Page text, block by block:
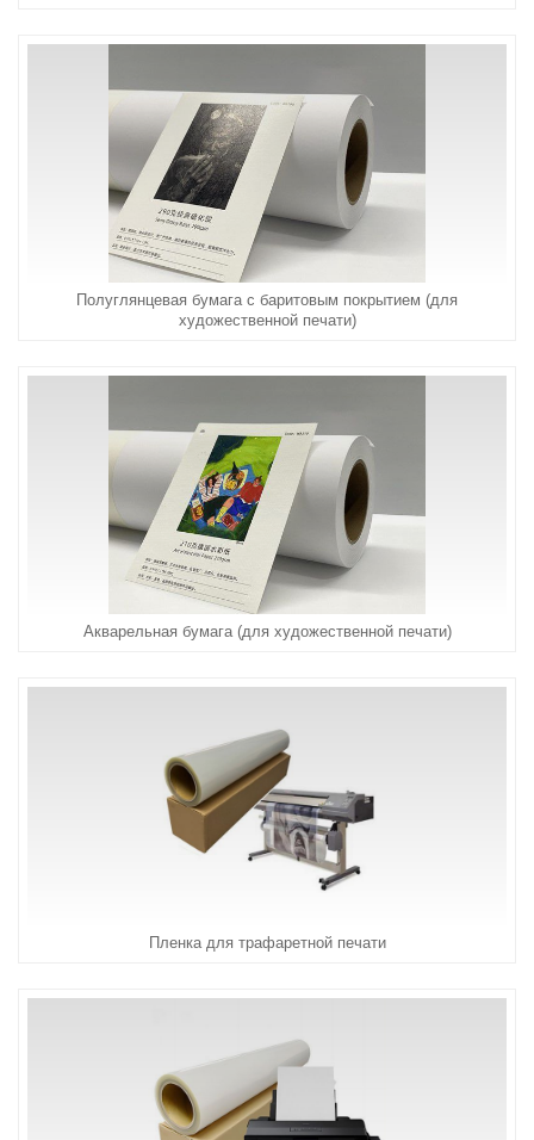
Полуглянцевая бумага с баритовым покрытием (для
художественной печати)
Акварельная бумага (для художественной печати)
Пленка для трафаретной печати